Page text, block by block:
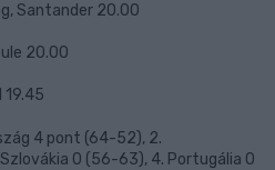
Santander 20.00
20.00
19.45
4 pont (64-52), 2.
0 (56-63), 4. Portugália 0